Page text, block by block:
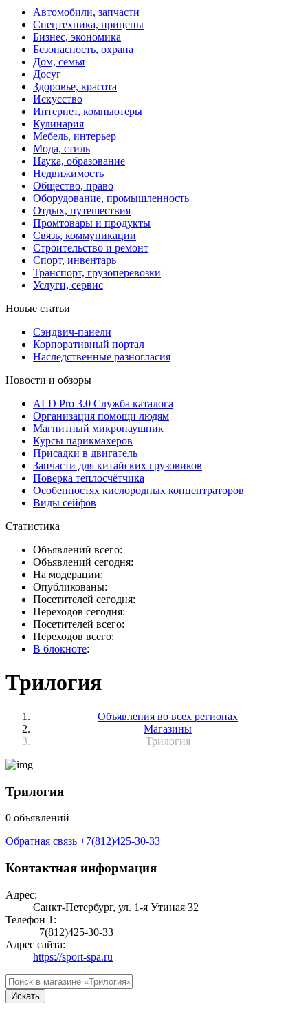
Автомобили, запчасти
Спецтехника, прицепы
Бизнес, экономика
Безопасность, охрана
Дом, семья
Досуг
Здоровье, красота
Искусство
Интернет, компьютеры
Кулинария
Мебель, интерьер
Мода, стиль
Наука, образование
Недвижимость
Общество, право
Оборудование, промышленность
Отдых, путешествия
Промтовары и продукты
Связь, коммуникации
Строительство и ремонт
Cпорт, инвентарь
Транспорт, грузоперевозки
Услуги, сервис
Новые статьи
Сэндвич-панели
Корпоративный портал
Наследственные разногласия
Новости и обзоры
ALD Pro 3.0 Служба каталога
Организация помощи людям
Магнитный микронаушник
Курсы парикмахеров
Присадки в двигатель
Запчасти для китайских грузовиков
Поверка теплосчётчика
Особенностях кислородных концентраторов
Виды сейфов
Статистика
Объявлений всего:
Объявлений сегодня:
На модерации:
Опубликованы:
Посетителей сегодня:
Переходов сегодня:
Посетителей всего:
Переходов всего:
В блокноте:
Трилогия
Объявления во всех регионах
Магазины
Трилогия
Трилогия
0 объявлений
Обратная связь +7(812)425-30-33
Контактная информация
Адрес:
Санкт-Петербург, ул. 1-я Утиная 32
Телефон 1:
+7(812)425-30-33
Адрес сайта:
https://sport-spa.ru
Искать